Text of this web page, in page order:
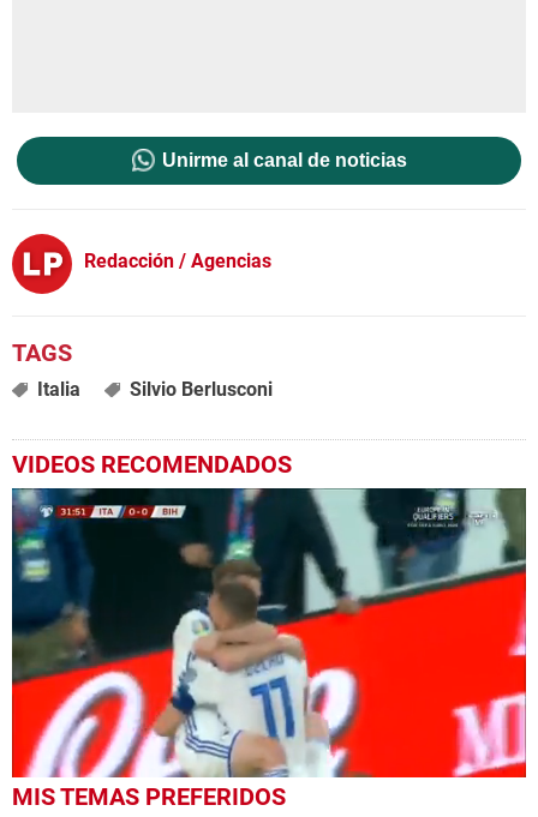
Unirme al canal de noticias
Redacción / Agencias
Italia Silvio Berlusconi
VIDEOS RECOMENDADOS
0
seconds
MIS TEMAS PREFERIDOS